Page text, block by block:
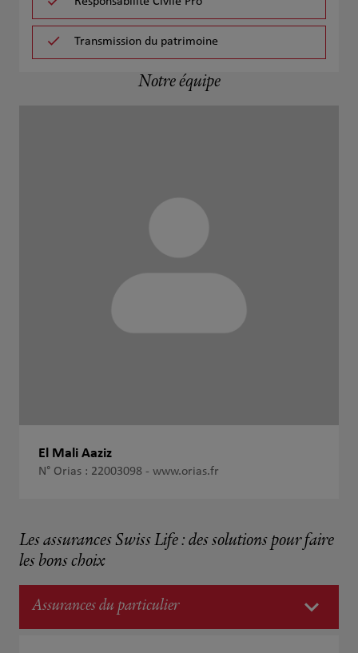
Transmission du patrimoine
Notre équipe
El Mali Aaziz
N° Orias : 22003098 - www.orias.fr
Les assurances Swiss Life : des solutions pour faire
les bons choix
Assurances du particulier